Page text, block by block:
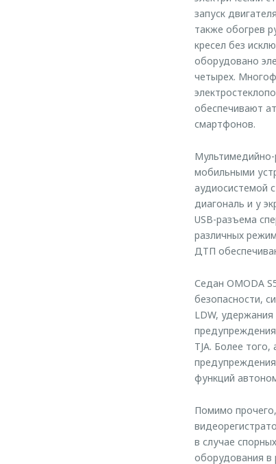
запуск
также обогрев
кресел без
оборудовано
четырех.
обеспечивают
смартфонов.
мобильными
аудиосистемой
диагональ и у
USB-разъема
различных
ДТП
Седан OMODA
безопасности,
LDW,
TJA. Более
функций
Помимо
в случае
оборудования в